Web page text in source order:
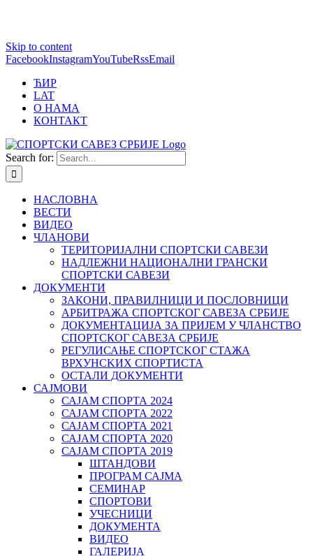
Skip to content
FacebookInstagramYouTubeRssEmail
ЋИР
LAT
О НАМА
КОНТАКТ
Search for:
НАСЛОВНА
ВЕСТИ
ВИДЕО
ЧЛАНОВИ
ТЕРИТОРИЈАЛНИ СПОРТСКИ САВЕЗИ
НАДЛЕЖНИ НАЦИОНАЛНИ ГРАНСКИ
СПОРТСКИ САВЕЗИ
ДОКУМЕНТИ
ЗАКОНИ, ПРАВИЛНИЦИ И ПОСЛОВНИЦИ
АРБИТРАЖА СПОРТСКОГ САВЕЗА СРБИЈЕ
ДОКУМЕНТАЦИЈА ЗА ПРИЈЕМ У ЧЛАНСТВО
СПОРТСКОГ САВЕЗА СРБИЈЕ
РЕГУЛИСАЊЕ СПОРТСKОГ СТАЖА
ВРХУНСKИХ СПОРТИСТА
ОСТАЛИ ДОКУМЕНТИ
САЈМОВИ
САЈАМ СПОРТА 2024
САЈАМ СПОРТА 2022
САЈАМ СПОРТА 2021
САЈАМ СПОРТА 2020
САЈАМ СПОРТА 2019
ШТАНДОВИ
ПРОГРАМ САЈМА
СЕМИНАР
СПОРТОВИ
УЧЕСНИЦИ
ДОКУМЕНТА
ВИДЕО
ГАЛЕРИЈА